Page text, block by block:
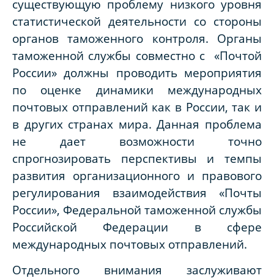
существующую проблему низкого уровня
статистической деятельности со стороны
органов таможенного контроля. Органы
таможенной службы совместно с «Почтой
России» должны проводить мероприятия
по оценке динамики международных
почтовых отправлений как в России, так и
в других странах мира. Данная проблема
не дает возможности точно
спрогнозировать перспективы и темпы
развития организационного и правового
регулирования взаимодействия «Почты
России», Федеральной таможенной службы
Российской Федерации в сфере
международных почтовых отправлений.
Отдельного внимания заслуживают